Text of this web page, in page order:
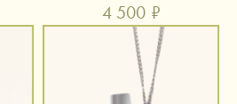
4 500 ₽